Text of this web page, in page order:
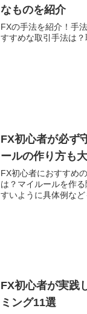
なものを紹介
FXの手法を紹介！手
すすめな取引手法は
FX初心者が必ず
ールの作り方も
FX初心者におすすめ
は？マイルールを作
すいように具体例など
FX初心者が実践
ミング11選